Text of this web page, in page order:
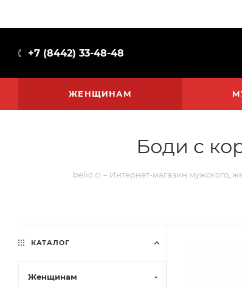
+7 (8442) 33-48-48
ЖЕНЩИНАМ
Боди с
belio ci – Интернет-магазин мужского,
КАТАЛОГ
Женщинам